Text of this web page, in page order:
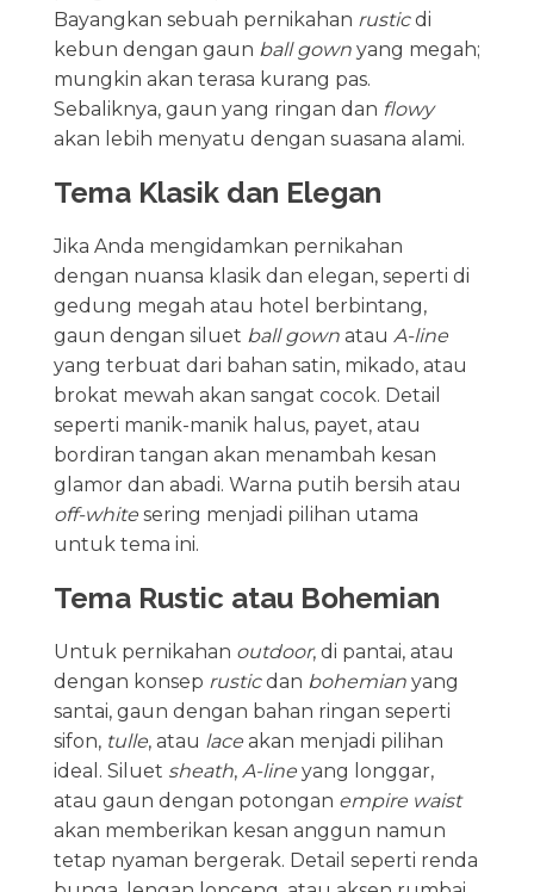
Bayangkan sebuah pernikahan rusticdi
kebun dengan gaun ball gownyang megah;
mungkin akan terasa kurang pas.
Sebaliknya, gaun yang ringan dan flowy
akan lebih menyatu dengan suasana alami.
Tema Klasik dan Elegan
Jika Anda mengidamkan pernikahan
dengan nuansa klasik dan elegan, seperti di
gedung megah atau hotel berbintang,
gaun dengan siluet ball gownatau A-line
yang terbuat dari bahan satin, mikado, atau
brokat mewah akan sangat cocok. Detail
seperti manik-manik halus, payet, atau
bordiran tangan akan menambah kesan
glamor dan abadi. Warna putih bersih atau
off-whitesering menjadi pilihan utama
untuk tema ini.
Tema Rustic atau Bohemian
Untuk pernikahan outdoor, di pantai, atau
dengan konsep rusticdan bohemianyang
santai, gaun dengan bahan ringan seperti
sifon, tulle, atau laceakan menjadi pilihan
ideal. Siluet sheath, A-lineyang longgar,
atau gaun dengan potongan empire waist
akan memberikan kesan anggun namun
tetap nyaman bergerak. Detail seperti renda